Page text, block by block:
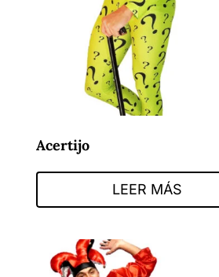
Acertijo
LEER MÁS